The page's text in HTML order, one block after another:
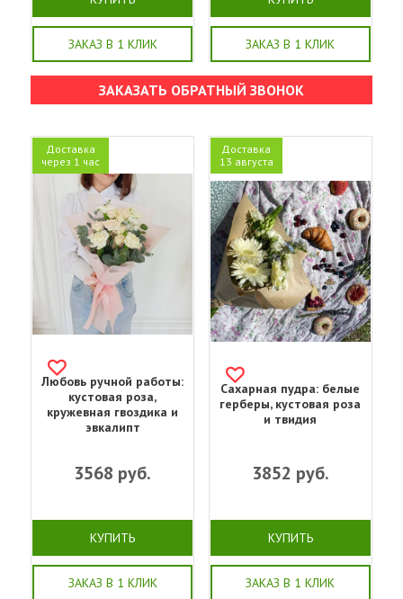
ЗАКАЗ В 1 КЛИК ЗАКАЗ В 1 КЛИК
ЗАКАЗАТЬ ОБРАТНЫЙ ЗВОНОК
Доставка
через 1 час
Любовь ручной работы:
кустовая роза,
кружевная гвоздика и
эвкалипт
3568 руб.
КУПИТЬ
ЗАКАЗ В 1 КЛИК
Доставка
13 августа
Сахарная пудра: белые
герберы, кустовая роза
и твидия
3852 руб.
КУПИТЬ
ЗАКАЗ В 1 КЛИК